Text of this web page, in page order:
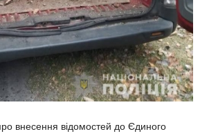
внесення відомостей до Єдиного